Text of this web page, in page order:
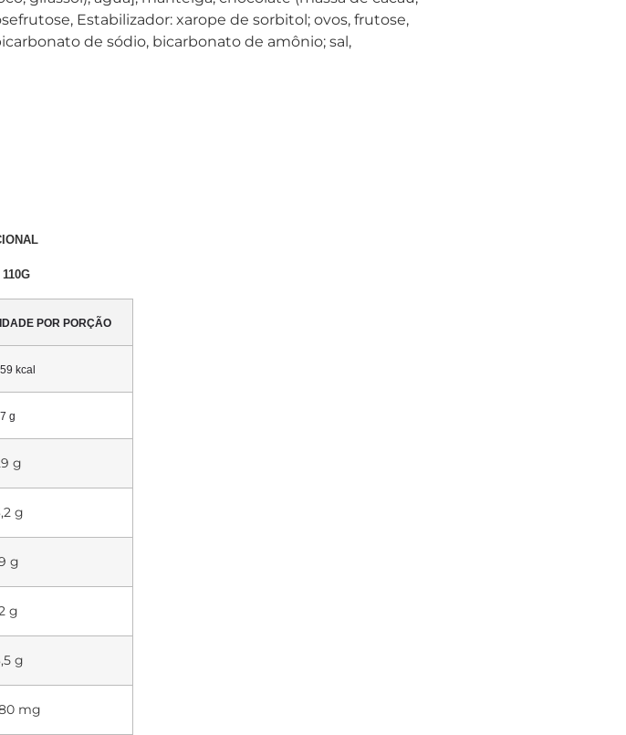
Estabilizador: xarope de sorbitol; ovos, frutose,
de sódio, bicarbonato de amônio; sal,
POR PORÇÃO
kcal
g
g
g
g
g
g
mg